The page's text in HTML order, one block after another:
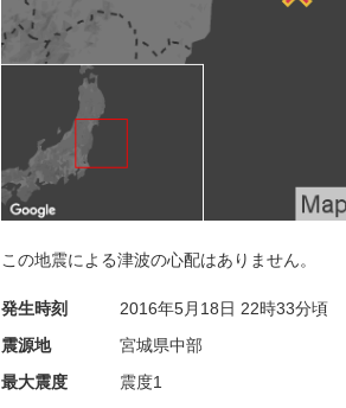
この地震による津波の心配はありません。
発生時刻 2016年5月18日 22時33分頃
震源地
宮城県中部
最大震度
震度1